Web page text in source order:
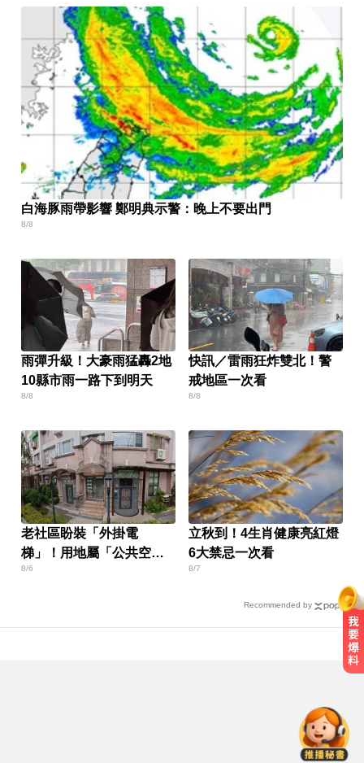
白海豚雨帶影響 鄭明典示警：晚上不要出門
8/8
雨彈升級！大豪雨猛轟2地
10縣市雨一路下到明天
8/8
快訊／雷雨狂炸雙北！警
戒地區一次看
8/8
老社區盼裝「外掛電
梯」！用地屬「公共空
間」卡關
8/6
立秋到！4生肖健康亮紅燈
6大禁忌一次看
8/7
Recommended by
奧
足